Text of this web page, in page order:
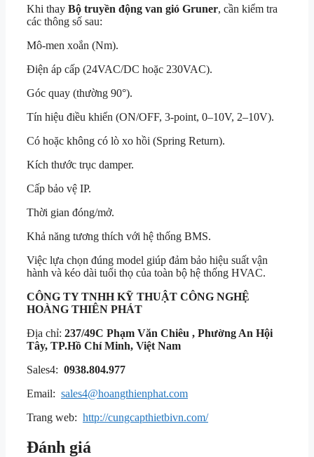
Khi thay Bộ truyền động van gió Gruner, cần kiểm tra
các thông số sau:
Mô-men xoắn (Nm).
Điện áp cấp (24VAC/DC hoặc 230VAC).
Góc quay (thường 90°).
Tín hiệu điều khiển (ON/OFF, 3-point, 0–10V, 2–10V).
Có hoặc không có lò xo hồi (Spring Return).
Kích thước trục damper.
Cấp bảo vệ IP.
Thời gian đóng/mở.
Khả năng tương thích với hệ thống BMS.
Việc lựa chọn đúng model giúp đảm bảo hiệu suất vận
hành và kéo dài tuổi thọ của toàn bộ hệ thống HVAC.
CÔNG TY TNHH KỸ THUẬT CÔNG NGHỆ
HOÀNG THIÊN PHÁT
Địa chỉ: 237/49C Phạm Văn Chiêu , Phường An Hội
Tây, TP.Hồ Chí Minh, Việt Nam
Sales4: 0938.804.977
Email: sales4@hoangthienphat.com
Trang web: http://cungcapthietbivn.com/
Đánh giá